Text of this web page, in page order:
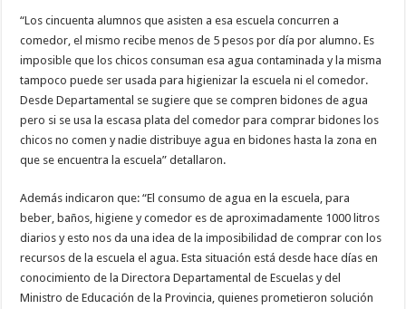
“Los cincuenta alumnos que asisten a esa escuela concurren a
comedor, el mismo recibe menos de 5 pesos por día por alumno. Es
imposible que los chicos consuman esa agua contaminada y la misma
tampoco puede ser usada para higienizar la escuela ni el comedor.
Desde Departamental se sugiere que se compren bidones de agua
pero si se usa la escasa plata del comedor para comprar bidones los
chicos no comen y nadie distribuye agua en bidones hasta la zona en
que se encuentra la escuela” detallaron.
Además indicaron que: “El consumo de agua en la escuela, para
beber, baños, higiene y comedor es de aproximadamente 1000 litros
diarios y esto nos da una idea de la imposibilidad de comprar con los
recursos de la escuela el agua. Esta situación está desde hace días en
conocimiento de la Directora Departamental de Escuelas y del
Ministro de Educación de la Provincia, quienes prometieron solución